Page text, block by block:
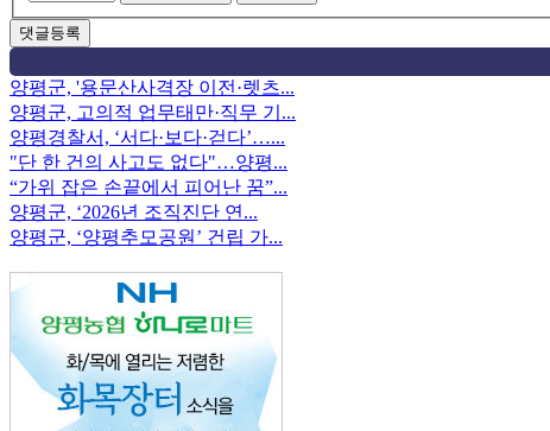
양평군, '용문산사격장 이전·렛츠...
양평군, 고의적 업무태만·직무 기...
양평경찰서, ‘서다·보다·걷다’…...
"단 한 건의 사고도 없다"…양평...
“가위 잡은 손끝에서 피어난 꿈”...
양평군, ‘2026년 조직진단 연...
양평군, ‘양평추모공원’ 건립 가...